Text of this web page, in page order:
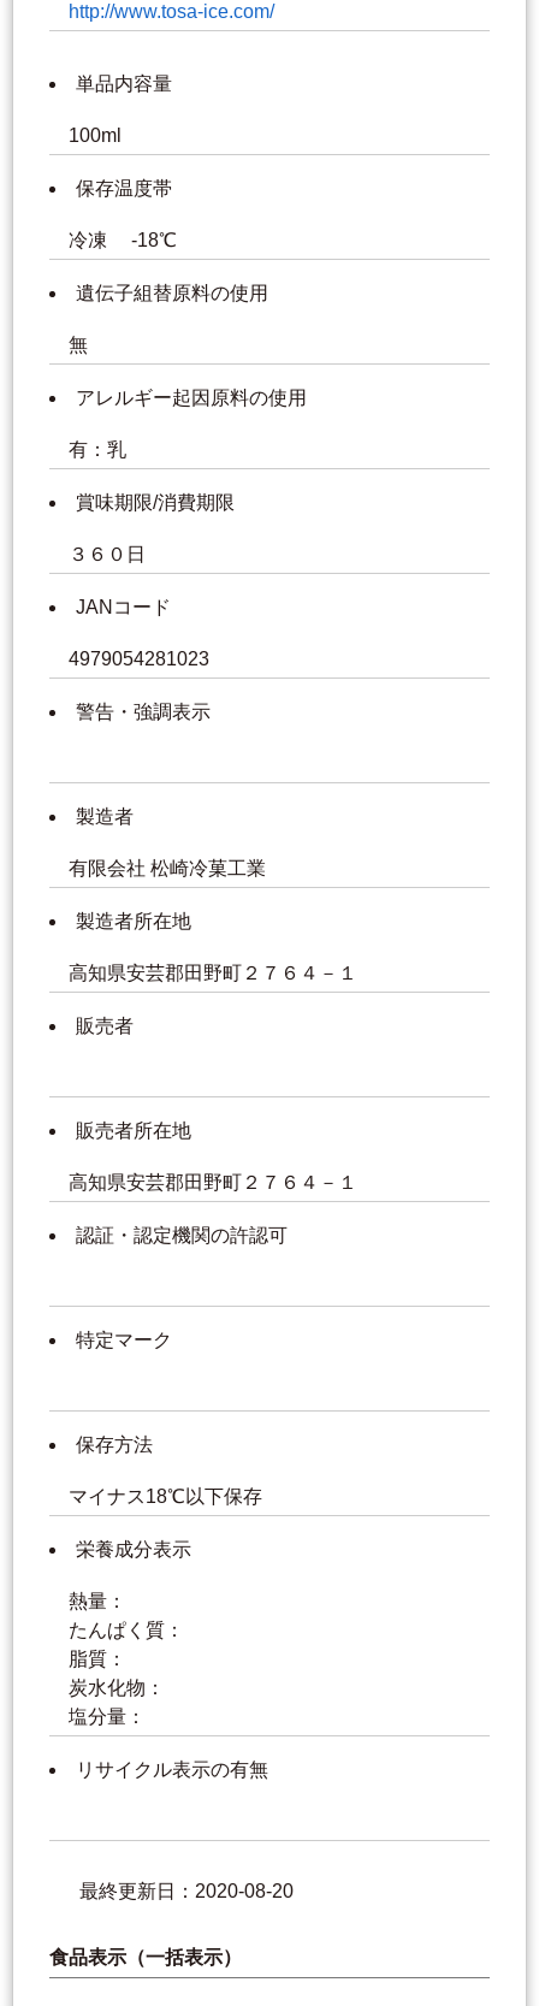
http://www.tosa-ice.com/
単品内容量
100ml
保存温度帯
冷凍 -18℃
遺伝子組替原料の使用
無
アレルギー起因原料の使用
有：乳
賞味期限/消費期限
３６０日
JANコード
4979054281023
警告・強調表示
製造者
有限会社 松崎冷菓工業
製造者所在地
高知県安芸郡田野町２７６４－１
販売者
販売者所在地
高知県安芸郡田野町２７６４－１
認証・認定機関の許認可
特定マーク
保存方法
マイナス18℃以下保存
栄養成分表示
熱量：
たんぱく質：
脂質：
炭水化物：
塩分量：
リサイクル表示の有無
最終更新日：2020-08-20
食品表示（一括表示）